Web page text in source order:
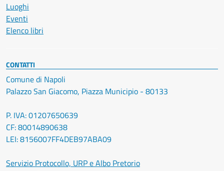
Luoghi
Eventi
Elenco libri
CONTATTI
Comune di Napoli
Palazzo San Giacomo, Piazza Municipio - 80133
P. IVA: 01207650639
CF: 80014890638
LEI: 8156007FF4DEB97ABA09
Servizio Protocollo, URP e Albo Pretorio